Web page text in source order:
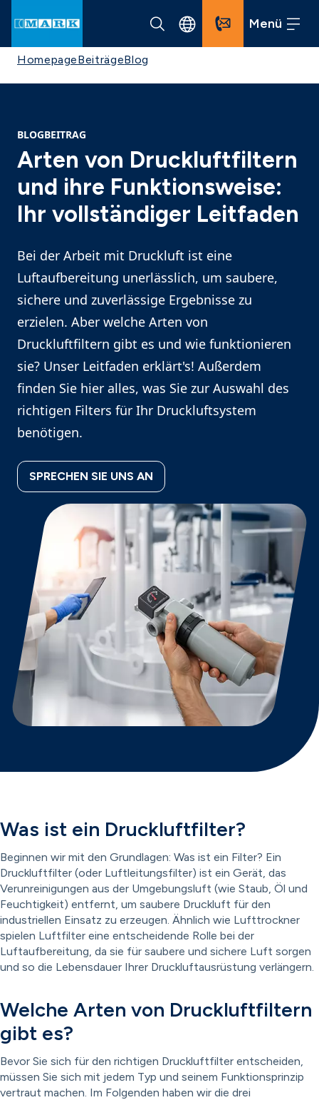
Menü
HomepageBeiträgeBlog
BLOGBEITRAG
Arten von Druckluftfiltern
und ihre Funktionsweise:
Ihr vollständiger Leitfaden
Bei der Arbeit mit Druckluft ist eine
Luftaufbereitung unerlässlich, um saubere,
sichere und zuverlässige Ergebnisse zu
erzielen. Aber welche Arten von
Druckluftfiltern gibt es und wie funktionieren
sie? Unser Leitfaden erklärt's! Außerdem
finden Sie hier alles, was Sie zur Auswahl des
richtigen Filters für Ihr Druckluftsystem
benötigen.
SPRECHEN SIE UNS AN
Was ist ein Druckluftfilter?
Beginnen wir mit den Grundlagen: Was ist ein Filter? Ein
Druckluftfilter (oder Luftleitungsfilter) ist ein Gerät, das
Verunreinigungen aus der Umgebungsluft (wie Staub, Öl und
Feuchtigkeit) entfernt, um saubere Druckluft für den
industriellen Einsatz zu erzeugen. Ähnlich wie Lufttrockner
spielen Luftfilter eine entscheidende Rolle bei der
Luftaufbereitung, da sie für saubere und sichere Luft sorgen
und so die Lebensdauer Ihrer Druckluftausrüstung verlängern.
Welche Arten von Druckluftfiltern
gibt es?
Bevor Sie sich für den richtigen Druckluftfilter entscheiden,
müssen Sie sich mit jedem Typ und seinem Funktionsprinzip
vertraut machen. Im Folgenden haben wir die drei